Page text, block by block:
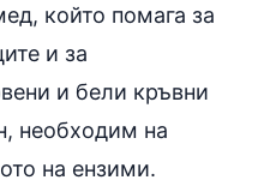
, който помага за
и за
и бели кръвни
необходим на
на ензими.